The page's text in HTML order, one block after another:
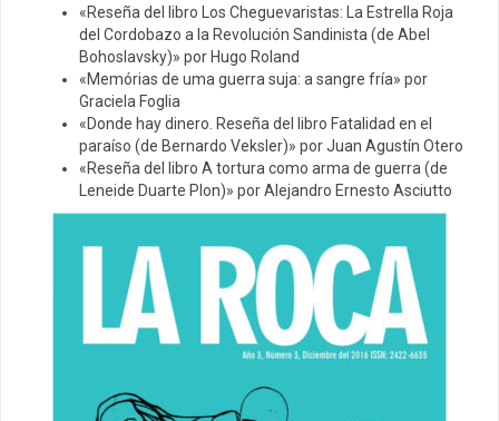
«Reseña del libro Los Cheguevaristas: La Estrella Roja
del Cordobazo a la Revolución Sandinista (de Abel
Bohoslavsky)» por Hugo Roland
«Memórias de uma guerra suja: a sangre fría» por
Graciela Foglia
«Donde hay dinero. Reseña del libro Fatalidad en el
paraíso (de Bernardo Veksler)» por Juan Agustín Otero
«Reseña del libro A tortura como arma de guerra (de
Leneide Duarte Plon)» por Alejandro Ernesto Asciutto